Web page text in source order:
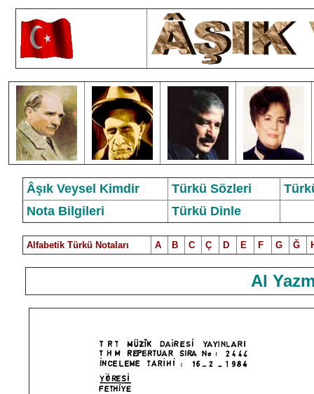
Âşık Veysel Kimdir Türkü Sözleri
Nota Bilgileri
Türkü Dinle
Alfabetik Türkü Notaları A B C Ç D E F G Ğ
Al